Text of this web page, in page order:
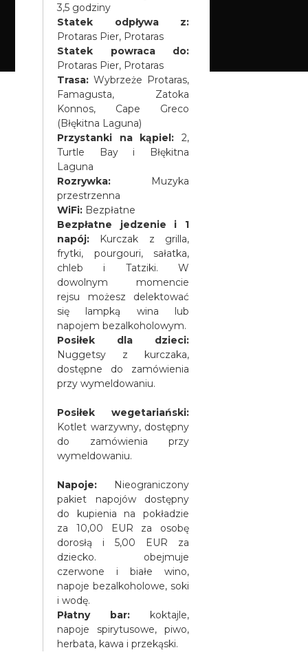
3,5 godziny
Statek odpływa z:
Protaras Pier, Protaras
Statek powraca do:
Protaras Pier, Protaras
Trasa: Wybrzeże Protaras,
Famagusta, Zatoka
Konnos, Cape Greco
(Błękitna Laguna)
Przystanki na kąpiel: 2,
Turtle Bay i Błękitna
Laguna
Rozrywka: Muzyka
przestrzenna
WiFi: Bezpłatne
Bezpłatne jedzenie i 1
napój: Kurczak z grilla,
frytki, pourgouri, sałatka,
chleb i Tatziki. W
dowolnym momencie
rejsu możesz delektować
się lampką wina lub
napojem bezalkoholowym.
Posiłek dla dzieci:
Nuggetsy z kurczaka,
dostępne do zamówienia
przy wymeldowaniu.
Posiłek wegetariański:
Kotlet warzywny, dostępny
do zamówienia przy
wymeldowaniu.
Napoje:
Nieograniczony
pakiet napojów dostępny
do kupienia na pokładzie
za 10,00 EUR za osobę
dorosłą i 5,00 EUR za
dziecko. obejmuje
czerwone i białe wino,
napoje bezalkoholowe, soki
i wodę.
Płatny bar: koktajle,
napoje spirytusowe, piwo,
herbata, kawa i przekąski.